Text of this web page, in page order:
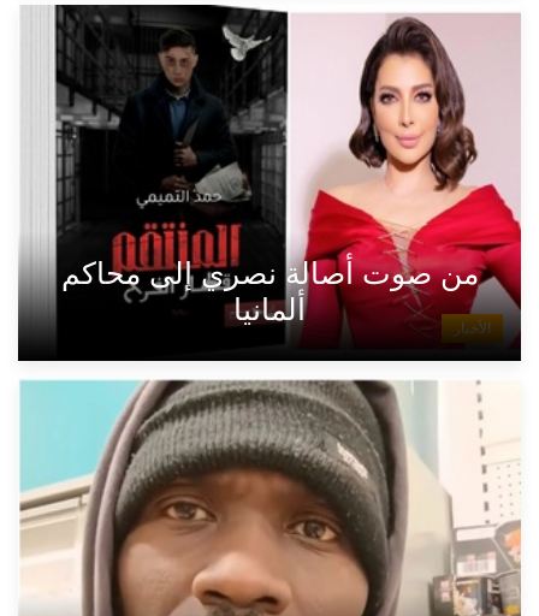
الأخبار
من صوت أصالة نصري إلى محاكم
ألمانيا